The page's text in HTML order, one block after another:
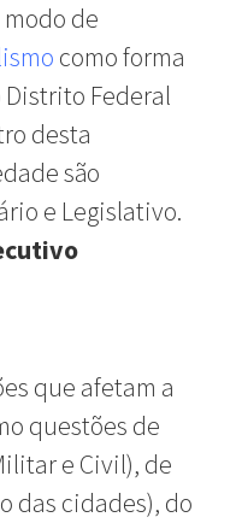
de
como forma
Distrito Federal
desta
são
e Legislativo.
que afetam a
questões de
e Civil), de
das cidades), do